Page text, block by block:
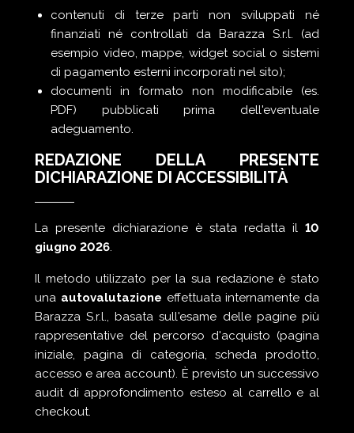
contenuti di terze parti non sviluppati né
finanziati né controllati da Barazza S.r.l. (ad
esempio video, mappe, widget social o sistemi
di pagamento esterni incorporati nel sito);
documenti in formato non modificabile (es.
PDF) pubblicati prima dell'eventuale
adeguamento.
REDAZIONE DELLA PRESENTE
DICHIARAZIONE DI ACCESSIBILITÀ
La presente dichiarazione è stata redatta il10
giugno 2026.
Il metodo utilizzato per la sua redazione è stato
una autovalutazione effettuata internamente da
Barazza S.r.l., basata sull'esame delle pagine più
rappresentative del percorso d'acquisto (pagina
iniziale, pagina di categoria, scheda prodotto,
accesso e area account). È previsto un successivo
audit di approfondimento esteso al carrello e al
checkout.